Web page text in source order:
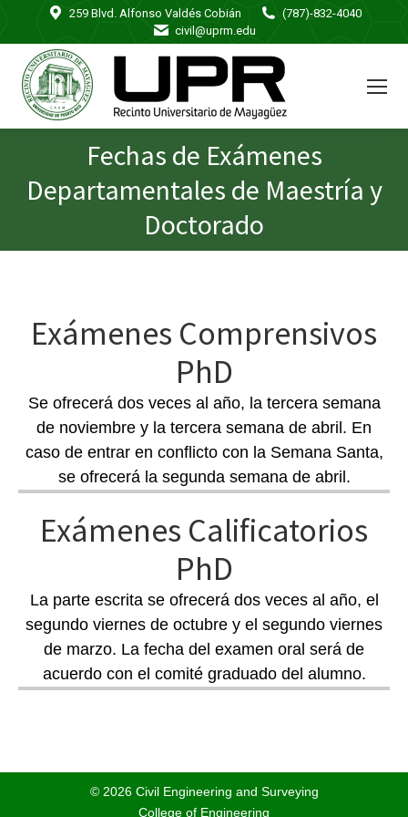
259 Blvd. Alfonso Valdés Cobián
(787)-832-4040
civil@uprm.edu
Fechas de Exámenes
Departamentales de Maestría y
Doctorado
You are here:
Exámenes Comprensivos
PhD
Se ofrecerá dos veces al año, la tercera semana
de noviembre y la tercera semana de abril. En
caso de entrar en conflicto con la Semana Santa,
se ofrecerá la segunda semana de abril.
Exámenes Calificatorios
PhD
La parte escrita se ofrecerá dos veces al año, el
segundo viernes de octubre y el segundo viernes
de marzo. La fecha del examen oral será de
acuerdo con el comité graduado del alumno.
© 2026 Civil Engineering and Surveying
College of Engineering